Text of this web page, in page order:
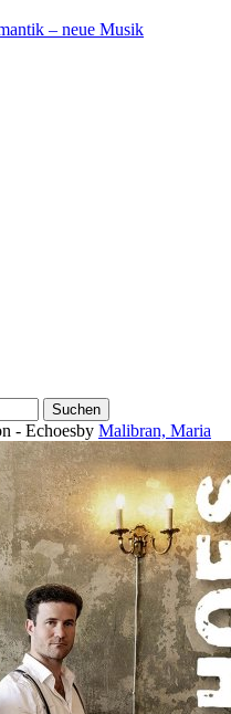
– neue Musik
- Echoesby Malibran, Maria